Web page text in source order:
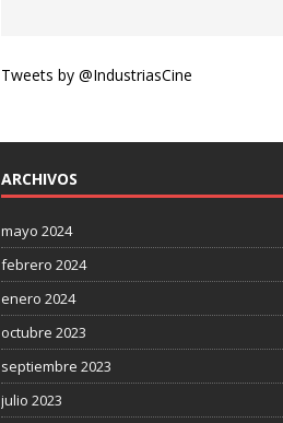
Tweets by @IndustriasCine
ARCHIVOS
mayo 2024
febrero 2024
enero 2024
octubre 2023
septiembre 2023
julio 2023